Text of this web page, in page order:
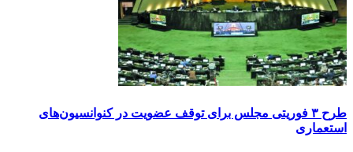
طرح ۳ فور‌یتی مجلس برای توقف عضویت در کنوانسیون‌های
استعماری